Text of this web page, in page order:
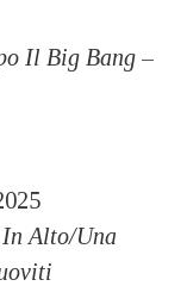
Il Big Bang –
Alto/Una